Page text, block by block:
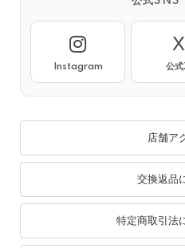
Instagram
X
公
店舗ア
交換返品
特定商取引法